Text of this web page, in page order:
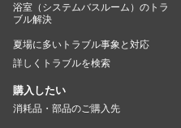
浴室（システムバスルーム）のトラ
ブル解決
夏場に多いトラブル事象と対応
詳しくトラブルを検索
購入したい
消耗品・部品のご購入先